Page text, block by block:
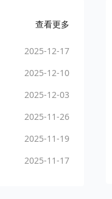
查看更多
2025-12-17
2025-12-10
2025-12-03
2025-11-26
2025-11-19
2025-11-17